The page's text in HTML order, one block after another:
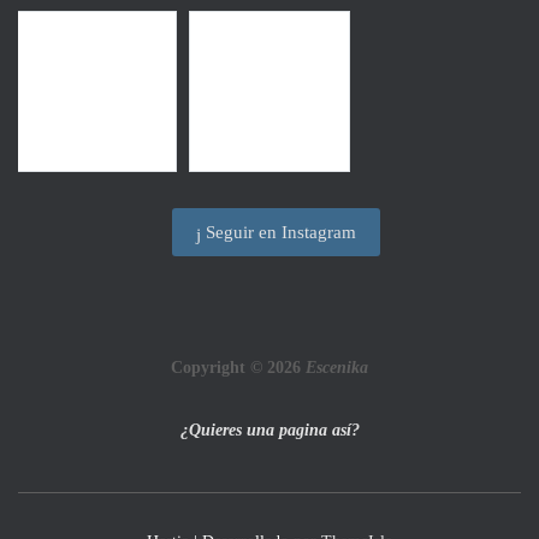
Seguir en Instagram
Copyright © 2026 Escenika
¿Quieres una pagina así?